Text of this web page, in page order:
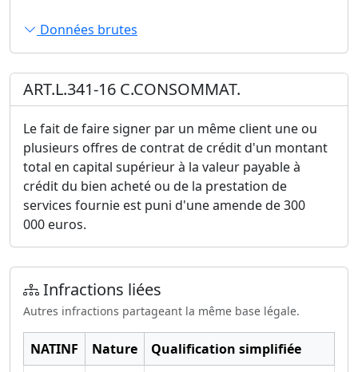
Données brutes
ART.L.341-16 C.CONSOMMAT.
Le fait de faire signer par un même client une ou
plusieurs offres de contrat de crédit d'un montant
total en capital supérieur à la valeur payable à
crédit du bien acheté ou de la prestation de
services fournie est puni d'une amende de 300
000 euros.
Infractions liées
Autres infractions partageant la même base légale.
NATINF Nature
Qualification simplifiée